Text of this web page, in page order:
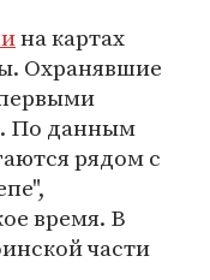
на картах
Охранявшие
По данным
рядом с
время. В
части